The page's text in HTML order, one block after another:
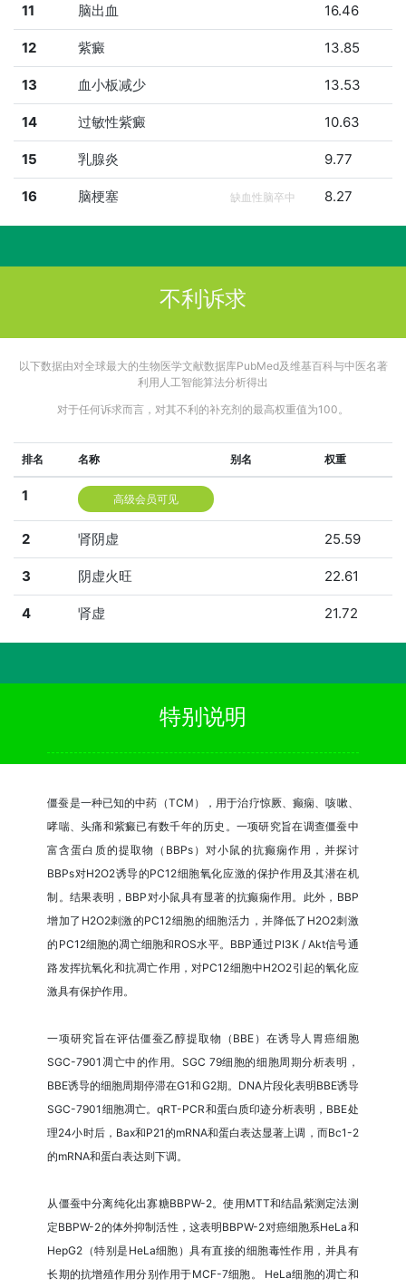
11 脑出血 16.46
12 紫癜 13.85
13 血小板减少 13.53
14 过敏性紫癜 10.63
15 乳腺炎 9.77
16 脑梗塞 缺血性脑卒中 8.27
不利诉求
以下数据由对全球最大的生物医学文献数据库PubMed及维基百科与中医名著
利用人工智能算法分析得出
对于任何诉求而言，对其不利的补充剂的最高权重值为100。
排名 名称 别名 权重
1 高级会员可见
2 肾阴虚 25.59
3 阴虚火旺 22.61
4 肾虚 21.72
特别说明
僵蚕是一种已知的中药（TCM），用于治疗惊厥、癫痫、咳嗽、
哮喘、头痛和紫癜已有数千年的历史。一项研究旨在调查僵蚕中
富含蛋白质的提取物（BBPs）对小鼠的抗癫痫作用，并探讨
BBPs对H2O2诱导的PC12细胞氧化应激的保护作用及其潜在机
制。结果表明，BBP对小鼠具有显著的抗癫痫作用。此外，BBP
增加了H2O2刺激的PC12细胞的细胞活力，并降低了H2O2刺激
的PC12细胞的凋亡细胞和ROS水平。BBP通过PI3K / Akt信号通
路发挥抗氧化和抗凋亡作用，对PC12细胞中H2O2引起的氧化应
激具有保护作用。
一项研究旨在评估僵蚕乙醇提取物（BBE）在诱导人胃癌细胞
SGC-7901凋亡中的作用。SGC 79细胞的细胞周期分析表明，
BBE诱导的细胞周期停滞在G1和G2期。DNA片段化表明BBE诱导
SGC-7901细胞凋亡。qRT-PCR和蛋白质印迹分析表明，BBE处
理24小时后，Bax和P21的mRNA和蛋白表达显著上调，而Bc1-2
的mRNA和蛋白表达则下调。
从僵蚕中分离纯化出寡糖BBPW-2。使用MTT和结晶紫测定法测
定BBPW-2的体外抑制活性，这表明BBPW-2对癌细胞系HeLa和
HepG2（特别是HeLa细胞）具有直接的细胞毒性作用，并具有
长期的抗增殖作用分别作用于MCF-7细胞。 HeLa细胞的凋亡和